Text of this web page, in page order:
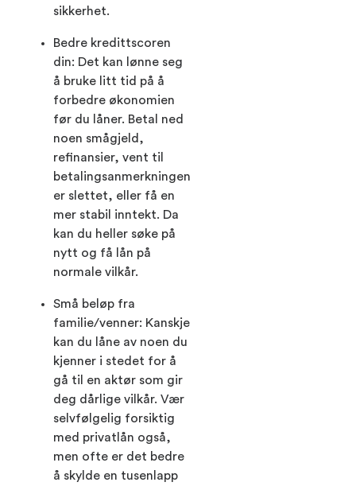
sikkerhet.
Bedre kredittscoren
din: Det kan lønne seg
å bruke litt tid på å
forbedre økonomien
før du låner. Betal ned
noen smågjeld,
refinansier, vent til
betalingsanmerkningen
er slettet, eller få en
mer stabil inntekt. Da
kan du heller søke på
nytt og få lån på
normale vilkår.
Små beløp fra
familie/venner: Kanskje
kan du låne av noen du
kjenner i stedet for å
gå til en aktør som gir
deg dårlige vilkår. Vær
selvfølgelig forsiktig
med privatlån også,
men ofte er det bedre
å skylde en tusenlapp